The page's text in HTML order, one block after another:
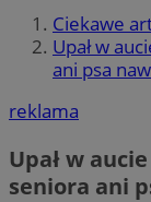
Ciekawe
Upał w
ani psa
reklama
Upał w
seniora ani